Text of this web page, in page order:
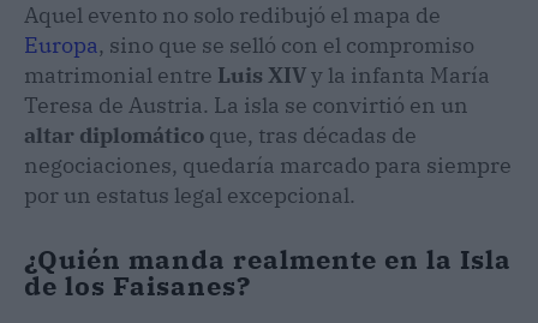
Aquel evento no solo redibujó el mapa de
Europa, sino que se selló con el compromiso
matrimonial entre Luis XIVy la infanta María
Teresa de Austria. La isla se convirtió en un
altar diplomático que, tras décadas de
negociaciones, quedaría marcado para siempre
por un estatus legal excepcional.
¿Quién manda realmente en la Isla
de los Faisanes?